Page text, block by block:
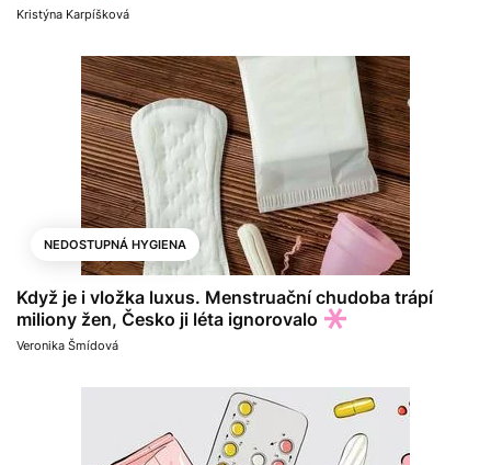
Kristýna Karpíšková
NEDOSTUPNÁ HYGIENA
Když je i vložka luxus. Menstruační chudoba trápí
miliony žen, Česko ji léta ignorovalo
Veronika Šmídová